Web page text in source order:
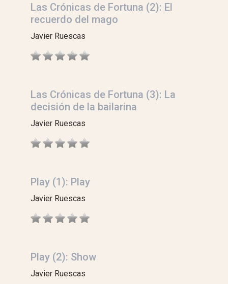
Las Crónicas de Fortuna (2): El
recuerdo del mago
Javier Ruescas
Las Crónicas de Fortuna (3): La
decisión de la bailarina
Javier Ruescas
Play (1): Play
Javier Ruescas
Play (2): Show
Javier Ruescas